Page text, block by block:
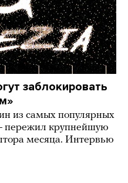
заблокировать
из самых популярных
пережил крупнейшую
месяца. Интервью